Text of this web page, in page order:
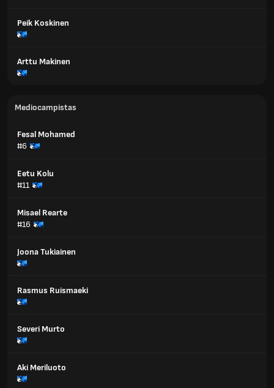
Peik Koskinen
Arttu Makinen
Mediocampistas
Fesal Mohamed
#6
Eetu Kolu
#11
Misael Rearte
#16
Joona Tukiainen
Rasmus Ruismaeki
Severi Murto
Aki Meriluoto